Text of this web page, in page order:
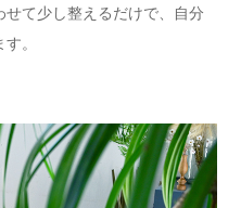
て少し整えるだけで、自分
。